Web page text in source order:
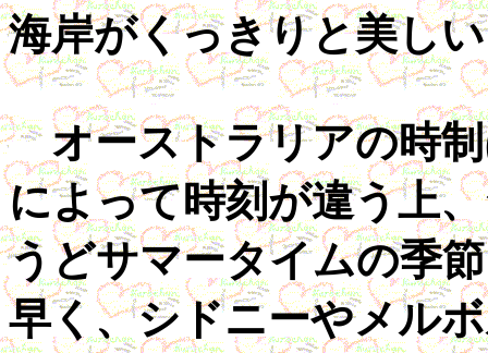
海岸がくっきりと美し
オーストラリアの時制
によって時刻が違う上
うどサマータイムの季
早く、シドニーやメル